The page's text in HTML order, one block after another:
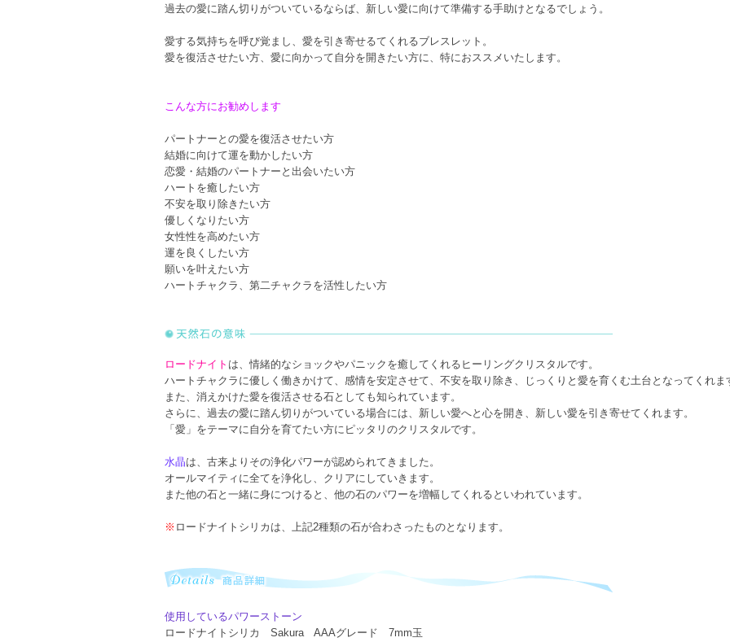
過去の愛に踏ん切りがついているならば、新しい愛に向けて準備する手助けとなるでしょう。
愛する気持ちを呼び覚まし、愛を引き寄せるてくれるブレスレット。
愛を復活させたい方、愛に向かって自分を開きたい方に、特におススメいたします。
こんな方にお勧めします
パートナーとの愛を復活させたい方
結婚に向けて運を動かしたい方
恋愛・結婚のパートナーと出会いたい方
ハートを癒したい方
不安を取り除きたい方
優しくなりたい方
女性性を高めたい方
運を良くしたい方
願いを叶えたい方
ハートチャクラ、第二チャクラを活性したい方
ロードナイト は、情緒的なショックやパニックを癒してくれるヒーリングクリスタルです。
ハートチャクラに優しく働きかけて、感情を安定させて、不安を取り除き、じっくりと愛を育くむ土台となってくれま
また、消えかけた愛を復活させる石としても知られています。
さらに、過去の愛に踏ん切りがついている場合には、新しい愛へと心を開き、新しい愛を引き寄せてくれます。
「愛」をテーマに自分を育てたい方にピッタリのクリスタルです。
水晶は、古来よりその浄化パワーが認められてきました。
オールマイティに全てを浄化し、クリアにしていきます。
また他の石と一緒に身につけると、他の石のパワーを増幅してくれるといわれています。
※ ロードナイトシリカは、上記2種類の石が合わさったものとなります。
使用しているパワーストーン
ロードナイトシリカ Sakura AAAグレード 7mm玉